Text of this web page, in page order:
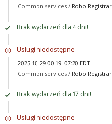
Common services / Robo Registrar
Brak wydarzeń dla 4 dni!
Usługi niedostępne
2025-10-29 00:19–07:20 EDT
Common services / Robo Registrar
Brak wydarzeń dla 17 dni!
Usługi niedostępne